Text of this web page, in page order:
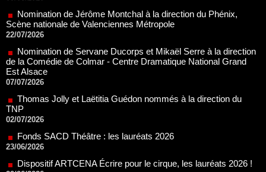
Nomination de Servane Ducorps et Mikaël Serre à la direction
de la Comédie de Colmar - Centre Dramatique National Grand
Est Alsace
Thomas Jolly et Laëtitia Guédon nommés à la direction du
TNP
02/07/2026
Fonds SACD Théâtre : les lauréats 2026
23/06/2026
Dispositif ARTCENA Écrire pour le cirque, les lauréats 2026 !
20/06/2026
Le palmarès des prix SACD 2026
18/06/2026